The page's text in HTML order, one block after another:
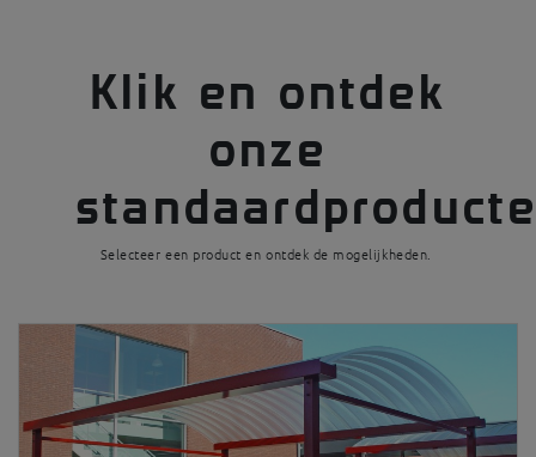
Klik en ontdek
onze
Selecteer een product en ontdek de mogelijkheden.